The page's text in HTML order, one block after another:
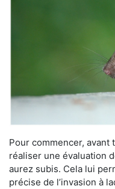
Pour commencer,
réaliser une évaluation
aurez subis. Cela lui
précise de l’invasion à